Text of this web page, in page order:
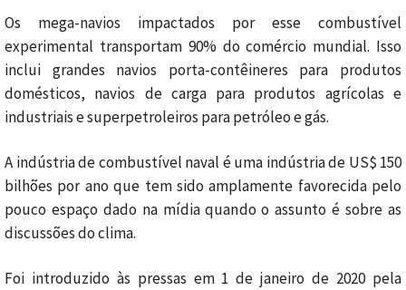
Os mega-navios impactados por esse combustível
experimental transportam 90% do comércio mundial. Isso
inclui grandes navios porta-contêineres para produtos
domésticos, navios de carga para produtos agrícolas e
industriais e superpetroleiros para petróleo e gás.
A indústria de combustível naval é uma indústria de US$ 150
bilhões por ano que tem sido amplamente favorecida pelo
pouco espaço dado na mídia quando o assunto é sobre as
discussões do clima.
Foi introduzido às pressas em 1 de janeiro de 2020 pela